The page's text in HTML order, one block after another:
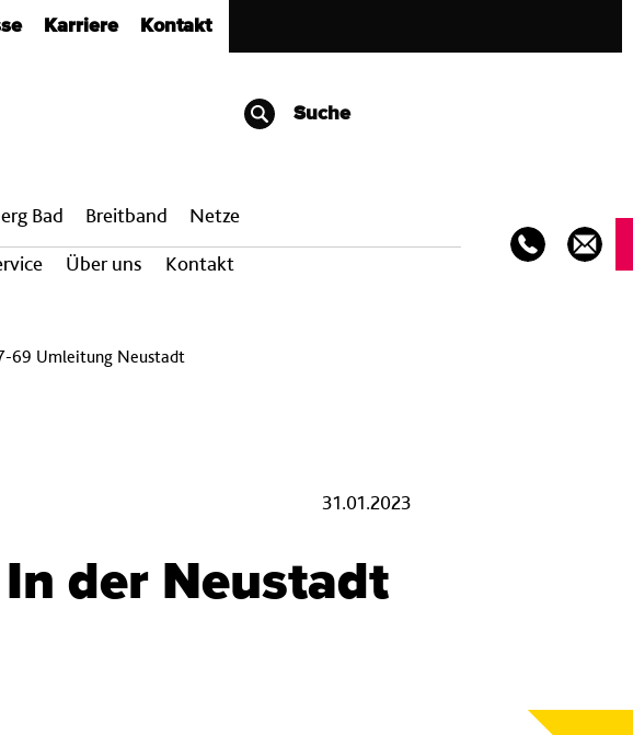
Karriere Kontakt
Suche
Über uns Kontakt
Bad Breit­band Netze
69 Umleitung Neustadt
31.01.2023
der Neustadt